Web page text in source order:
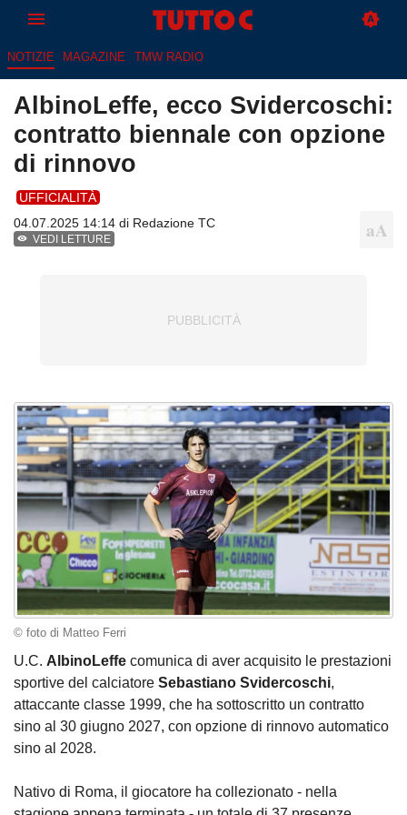
NOTIZIE MAGAZINE TMW RADIO
AlbinoLeffe, ecco Svidercoschi:
contratto biennale con opzione
di rinnovo
UFFICIALITÀ
04.07.2025 14:14 di Redazione TC
VEDI LETTURE
© foto di Matteo Ferri
U.C. AlbinoLeffe comunica di aver acquisito le prestazioni
sportive del calciatore Sebastiano Svidercoschi,
attaccante classe 1999, che ha sottoscritto un contratto
sino al 30 giugno 2027, con opzione di rinnovo automatico
sino al 2028.
Nativo di Roma, il giocatore ha collezionato - nella